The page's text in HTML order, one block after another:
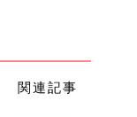
関連記事